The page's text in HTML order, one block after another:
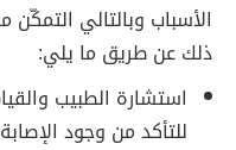
الأسباب وبالتالي
ذلك عن طريق ما يلي:
استشارة الطبيب
للتأكد من وجود